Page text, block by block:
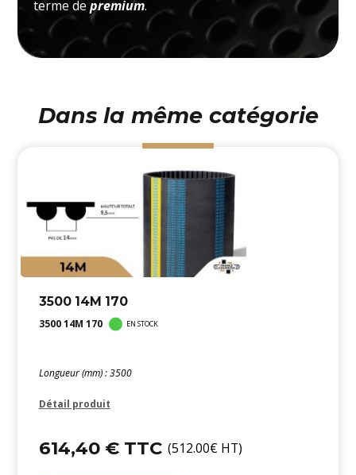
terme depremium.
Dans la même catégorie
3500 14M 170
3500 14M 170 EN STOCK
Longueur (mm) : 3500
Détail produit
614,40 € TTC (512.00€ HT)